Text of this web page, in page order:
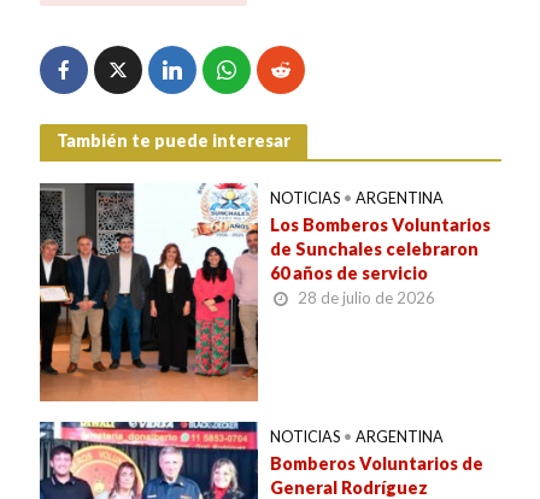
También te puede interesar
NOTICIAS • ARGENTINA
Los Bomberos Voluntarios
de Sunchales celebraron
60 años de servicio
28 de julio de 2026
NOTICIAS • ARGENTINA
Bomberos Voluntarios de
General Rodríguez